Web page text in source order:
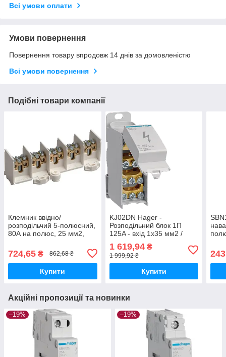
Всі умови оплати
Умови повернення
Повернення товару впродовж 14 днів за домовленістю
Всі умови повернення
Подібні товари компанії
Клемник ввідно/
розподільчий 5-полюсний,
80А на полюс, 25 мм2,
724,65 ₴ 862,68 ₴
Купити
KJ02DN Hager -
Розподільний блок 1П
125A - вхід 1х35 мм2 /
мм2
1 619,94₴
1 999,92 ₴
Купити
Акційні пропозиції та новинки
–19% –19%